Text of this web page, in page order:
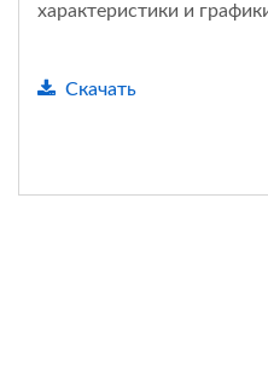
характеристики и
Скачать